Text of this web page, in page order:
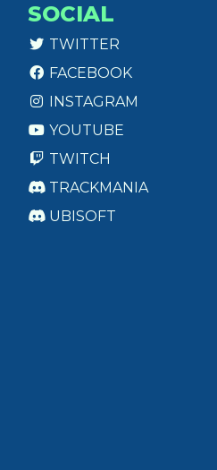
SOCIAL
TWITTER
FACEBOOK
INSTAGRAM
YOUTUBE
TWITCH
TRACKMANIA
UBISOFT